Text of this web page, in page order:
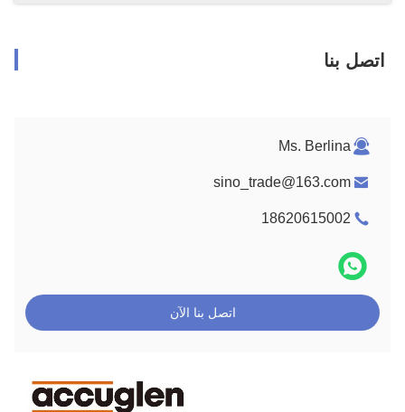
اتصل بنا
Ms. Berlina
sino_trade@163.com
18620615002
اتصل بنا الآن